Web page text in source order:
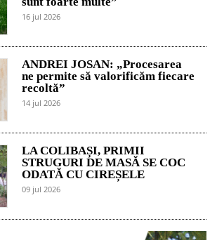
16 jul 2026
ANDREI JOSAN: „Procesarea
ne permite să valorificăm fiecare
recoltă”
14 jul 2026
LA COLIBAȘI, PRIMII
STRUGURI DE MASĂ SE COC
ODATĂ CU CIREȘELE
09 jul 2026